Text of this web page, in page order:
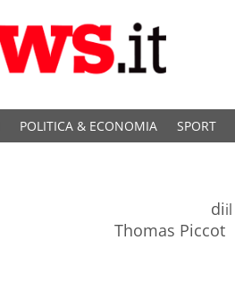
POLITICA & ECONOMIA SPORT
di
Thomas Piccot
il